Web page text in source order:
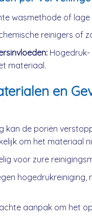
wasmethode of lage
reinigers of
Hogedruk-
materiaal.
en
kan de poriën
om het materiaal
voor zure
aanpak om het